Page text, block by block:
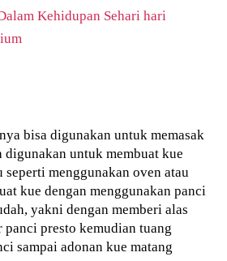
Kehidupan Sehari hari
bisa digunakan untuk memasak
digunakan untuk membuat kue
seperti menggunakan oven atau
kue dengan menggunakan panci
yakni dengan memberi alas
panci presto kemudian tuang
sampai adonan kue matang